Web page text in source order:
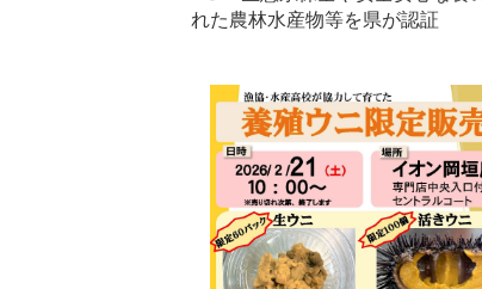
れた農林水産物等を県が認証